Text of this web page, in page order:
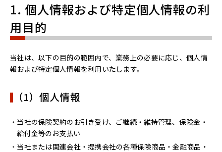
1. 個人情報および特定個人情報の利
用目的
当社は、以下の目的の範囲内で、業務上の必要に応じ、個人情
報および特定個人情報を利用いたします。
（1）個人情報
当社の保険契約のお引き受け、ご継続・維持管理、保険金・
給付金等のお支払い
当社または関連会社・提携会社の各種保険商品・金融商品・